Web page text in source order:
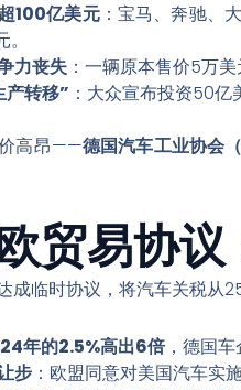
100亿美元：宝马、奔驰、
力丧失 ：一辆原本售价5万
产转移” ：大众宣布投资50
高昂——德国汽车工业协会
贸易协
临时协议，将汽车关税从
年的2.5%高出6倍，德国车
步 ：欧盟同意对美国汽车实